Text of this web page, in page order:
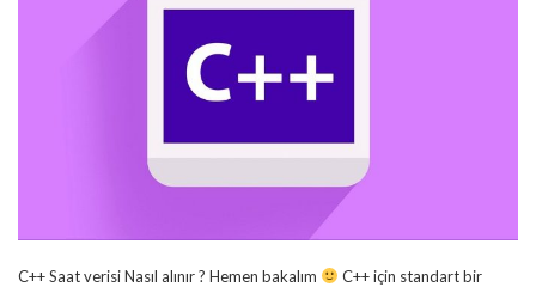
C++ Saat verisi Nasıl alınır ? Hemen bakalım
C++ için standart bir